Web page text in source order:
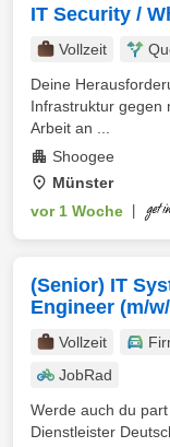
IT Security /
Vollzeit
Deine
Infrastruktur gegen
Arbeit an ...
Shoogee
Münster
vor 1 Woche
(Senior) IT
Engineer (m/
Vollzeit
JobRad
Werde auch du
Dienstleister